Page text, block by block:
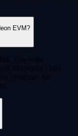
EVM?
Una volta
recuperare i tuoi
l'indirizzo del